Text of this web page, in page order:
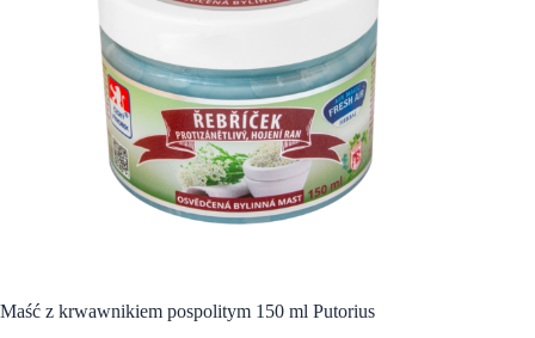
Maść z krwawnikiem pospolitym 150 ml Putorius